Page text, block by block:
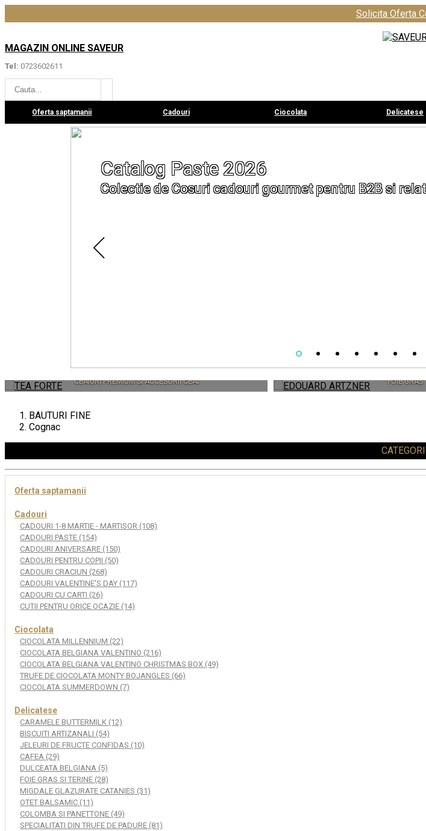
Solicita Oferta
MAGAZIN ONLINE SAVEUR
Tel: 0723602611
Oferta saptamanii Cadouri Ciocolata Delicatese
Catalog Paste 2026
Colectie de Cosuri cadouri gourmet pentru B2B si
TEA FORTE
CEAIURI PREMIUM SI ACCESORII CEAI
EDOUARD
FOIE GRAS
BAUTURI FINE
Cognac
Oferta saptamanii
Cadouri
CADOURI 1-8 MARTIE - MARTISOR (108)
CADOURI PASTE (154)
CADOURI ANIVERSARE (150)
CADOURI PENTRU COPII (50)
CADOURI CRACIUN (268)
CADOURI VALENTINE'S DAY (117)
CADOURI CU CARTI (26)
CUTII PENTRU ORICE OCAZIE (14)
Ciocolata
CIOCOLATA MILLENNIUM (22)
CIOCOLATA BELGIANA VALENTINO (216)
CIOCOLATA BELGIANA VALENTINO CHRISTMAS BOX (49)
TRUFE DE CIOCOLATA MONTY BOJANGLES (66)
CIOCOLATA SUMMERDOWN (7)
Delicatese
CARAMELE BUTTERMILK (12)
BISCUITI ARTIZANALI (54)
JELEURI DE FRUCTE CONFIDAS (10)
CAFEA (29)
DULCEATA BELGIANA (5)
FOIE GRAS SI TERINE (28)
MIGDALE GLAZURATE CATANIES (31)
OTET BALSAMIC (11)
COLOMBA SI PANETTONE (49)
SPECIALITATI DIN TRUFE DE PADURE (81)